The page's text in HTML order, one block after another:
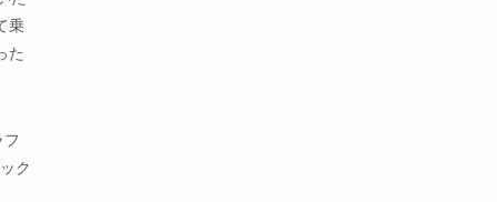
乗
た
ク